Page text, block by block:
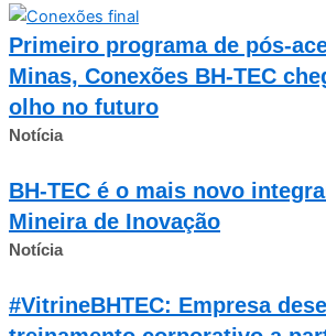
Primeiro programa de pós-
Minas, Conexões BH-TEC
olho no futuro
Notícia
BH-TEC é o mais novo
Mineira de Inovação
Notícia
#VitrineBHTEC: Empresa